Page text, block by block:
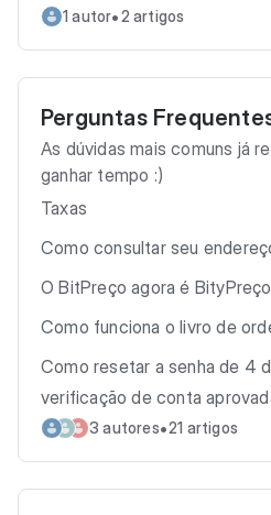
1 autor•2 artigos
Perguntas
As dúvidas mais comuns já
ganhar tempo :)
Taxas
Como consultar seu
O BitPreço agora é BityPreço
Como funciona o livro de
Como resetar a senha de 4
verificação de conta
3 autores•21 artigos